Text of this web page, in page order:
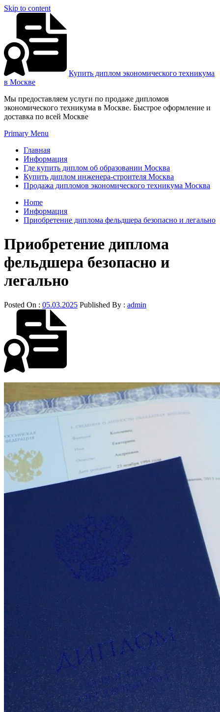
Skip to content
Купить диплом экономического техникума
в Москве
Мы предоставляем услуги по продаже дипломов
экономического техникума в Москве. Быстрое оформление и
доставка по всей Москве
Primary Menu
Главная
Информация
Где купить диплом об образовании Москва
Купить диплом инженера-строителя Москва
Продажа дипломов экономического техникума Москва
Home
Информация
Приобретение диплома фельдшера безопасно и легально
Приобретение диплома
фельдшера безопасно и
легально
Posted On : 05.03.2025 Published By : admin